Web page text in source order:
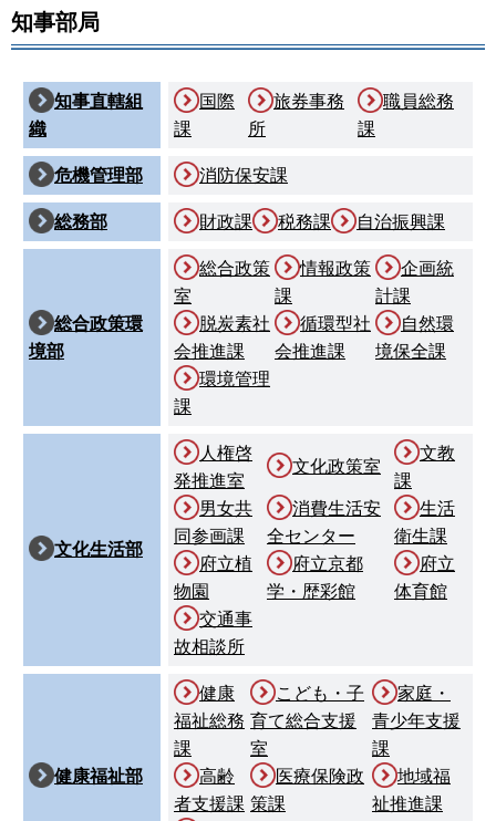
知事部局
知事直轄組
織
国際
課
旅券事務
所
職員総務
課
危機管理部 消防保安課
総務部 財政課 税務課 自治振興課
総合政策環
境部
総合政策
室
情報政策
課
企画統
計課
脱炭素社
会推進課
循環型社
会推進課
自然環
境保全課
環境管理
課
文化生活部
人権啓
発推進室
文化政策室
文教
課
男女共
同参画課
消費生活安
全センター
生活
衛生課
府立植
物園
府立京都
学・歴彩館
府立
体育館
交通事
故相談所
健康福祉部
健康
福祉総務
課
こども・子
育て総合支援
室
家庭・
青少年支援
課
高齢
者支援課
医療保険政
策課
地域福
祉推進課